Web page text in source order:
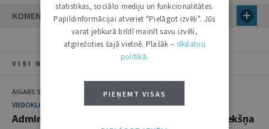
KOMENTĀRI
VISI NUMURA RAKSTI
AIGARS STRUPIŠS
VIEDOKLIS
Administratīvās tiesas uz divdesmitgades sliekšņa
statistikas, sociālo mediju un funkcionalitātes.
Papildinformācijai atveriet "Pielāgot izvēli". Jūs
varat jebkurā brīdī mainīt savu izvēli,
atgriežoties šajā vietnē. Plašāk – sīkdatņu
politikā.
PIEŅEMT VISAS